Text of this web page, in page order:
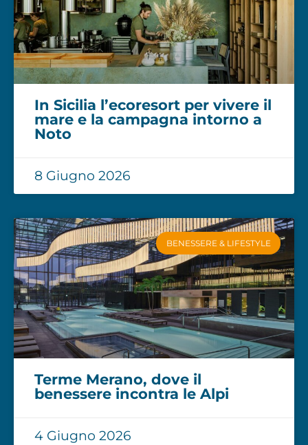
In Sicilia l’ecoresort per vivere il
mare e la campagna intorno a
Noto
8 Giugno 2026
BENESSERE & LIFESTYLE
Terme Merano, dove il
benessere incontra le Alpi
4 Giugno 2026